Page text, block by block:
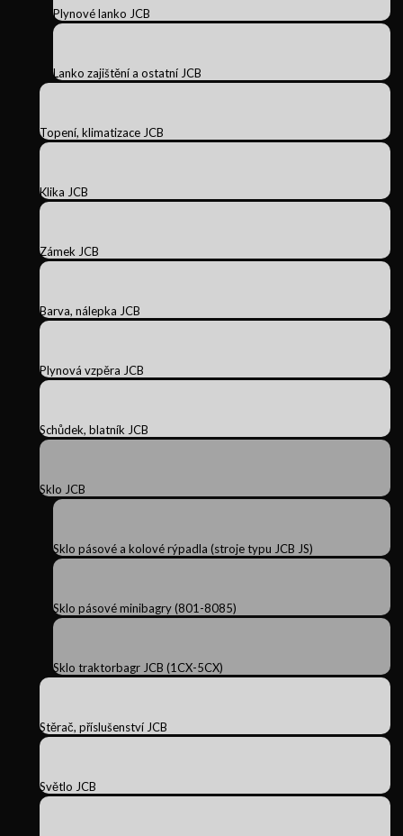
Plynové lanko JCB
Lanko zajištění a ostatní JCB
Topení, klimatizace JCB
Klika JCB
Zámek JCB
Barva, nálepka JCB
Plynová vzpěra JCB
Schůdek, blatník JCB
Sklo JCB
Sklo pásové a kolové rýpadla (stroje typu JCB JS)
Sklo pásové minibagry (801-8085)
Sklo traktorbagr JCB (1CX-5CX)
Stěrač, příslušenství JCB
Světlo JCB